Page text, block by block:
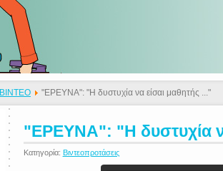
ΒΙΝΤΕΟ "ΕΡΕΥΝΑ": "Η δυστυχία να είσαι μαθητής ..."
"ΕΡΕΥΝΑ": "Η δυστυχία
Κατηγορία: Βιντεοπροτάσεις